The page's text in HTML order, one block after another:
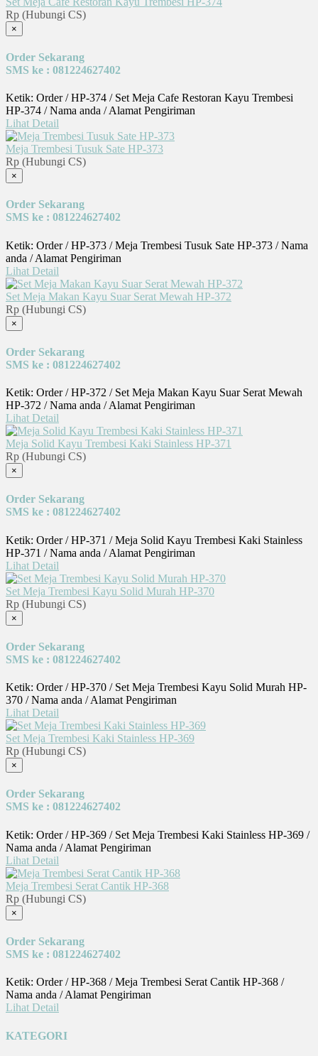
Rp (Hubungi CS)
×
Order Sekarang
SMS ke : 081224627402
Ketik: Order / HP-374 / Set Meja Cafe Restoran Kayu Trembesi
HP-374 / Nama anda / Alamat Pengiriman
Lihat Detail
Meja Trembesi Tusuk Sate HP-373
Rp (Hubungi CS)
×
Order Sekarang
SMS ke : 081224627402
Ketik: Order / HP-373 / Meja Trembesi Tusuk Sate HP-373 / Nama
anda / Alamat Pengiriman
Lihat Detail
Set Meja Makan Kayu Suar Serat Mewah HP-372
Rp (Hubungi CS)
×
Order Sekarang
SMS ke : 081224627402
Ketik: Order / HP-372 / Set Meja Makan Kayu Suar Serat Mewah
HP-372 / Nama anda / Alamat Pengiriman
Lihat Detail
Meja Solid Kayu Trembesi Kaki Stainless HP-371
Rp (Hubungi CS)
×
Order Sekarang
SMS ke : 081224627402
Ketik: Order / HP-371 / Meja Solid Kayu Trembesi Kaki Stainless
HP-371 / Nama anda / Alamat Pengiriman
Lihat Detail
Set Meja Trembesi Kayu Solid Murah HP-370
Rp (Hubungi CS)
×
Order Sekarang
SMS ke : 081224627402
Ketik: Order / HP-370 / Set Meja Trembesi Kayu Solid Murah HP-
370 / Nama anda / Alamat Pengiriman
Lihat Detail
Set Meja Trembesi Kaki Stainless HP-369
Rp (Hubungi CS)
×
Order Sekarang
SMS ke : 081224627402
Ketik: Order / HP-369 / Set Meja Trembesi Kaki Stainless HP-369 /
Nama anda / Alamat Pengiriman
Lihat Detail
Meja Trembesi Serat Cantik HP-368
Rp (Hubungi CS)
×
Order Sekarang
SMS ke : 081224627402
Ketik: Order / HP-368 / Meja Trembesi Serat Cantik HP-368 /
Nama anda / Alamat Pengiriman
Lihat Detail
KATEGORI